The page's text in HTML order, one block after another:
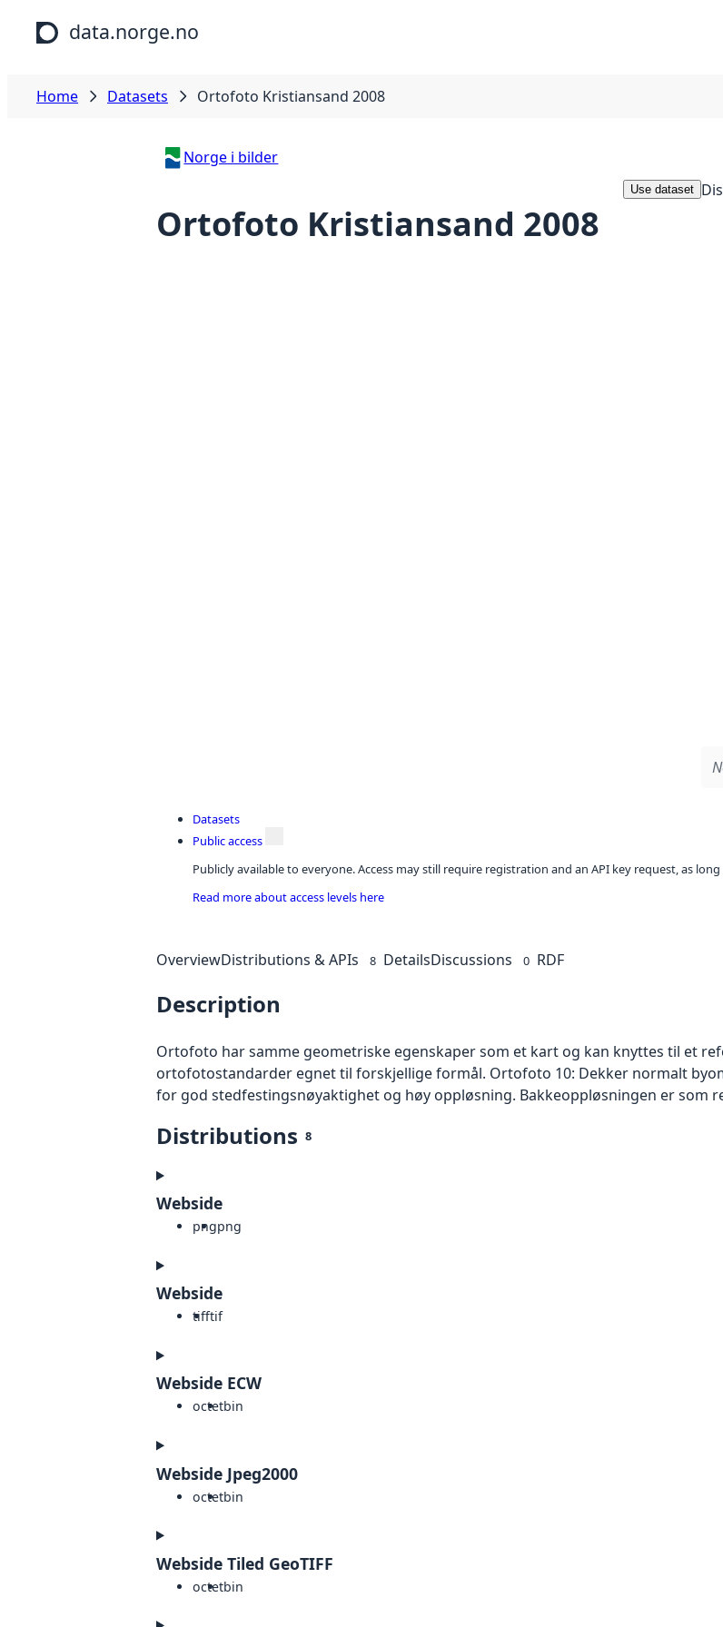
Skip to main content
data.norge.no
Home Datasets Ortofoto Kristiansand 2008
Norge i bilder
Ortofoto Kristiansand 2008
Use dataset
Datasets
Public access
Publicly available to everyone. Access may still require registration and an API key request, as
Read more about access levels here
OverviewDistributions & APIs 8 DetailsDiscussions 0 RDF
Description
Ortofoto har samme geometriske egenskaper som et kart og kan knyttes til et
ortofotostandarder egnet til forskjellige formål. Ortofoto 10: Dekker normalt
for god stedfestingsnøyaktighet og høy oppløsning. Bakkeoppløsningen er som
Distributions 8
Webside
pngpng
Webside
tifftif
Webside ECW
octetbin
Webside Jpeg2000
octetbin
Webside Tiled GeoTIFF
octetbin